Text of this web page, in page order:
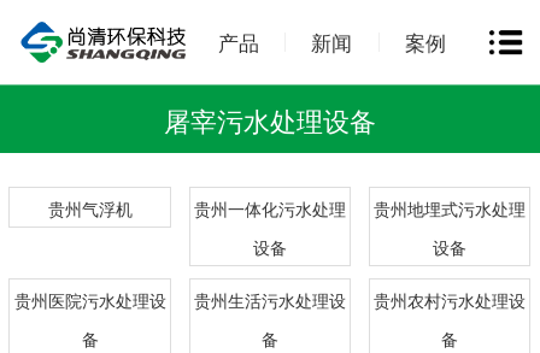
产品 新闻 案例
屠宰污水处理设备
贵州气浮机
贵州一体化污水处理
设备
贵州地埋式污水处理
设备
贵州医院污水处理设
备
贵州生活污水处理设
备
贵州农村污水处理设
备